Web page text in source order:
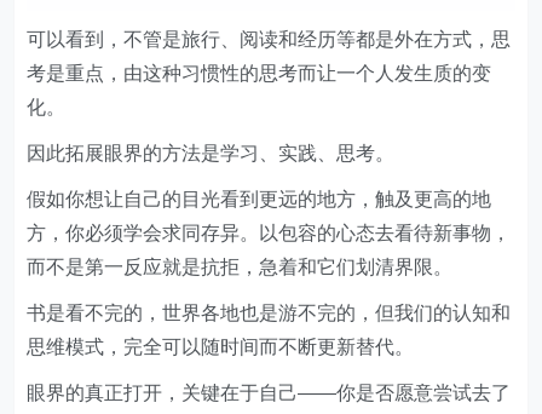
可以看到，不管是旅行、阅读和经历等都是外在方式，思
考是重点，由这种习惯性的思考而让一个人发生质的变
化。
因此拓展眼界的方法是学习、实践、思考。
假如你想让自己的目光看到更远的地方，触及更高的地
方，你必须学会求同存异。以包容的心态去看待新事物，
而不是第一反应就是抗拒，急着和它们划清界限。
书是看不完的，世界各地也是游不完的，但我们的认知和
思维模式，完全可以随时间而不断更新替代。
眼界的真正打开，关键在于自己——你是否愿意尝试去了